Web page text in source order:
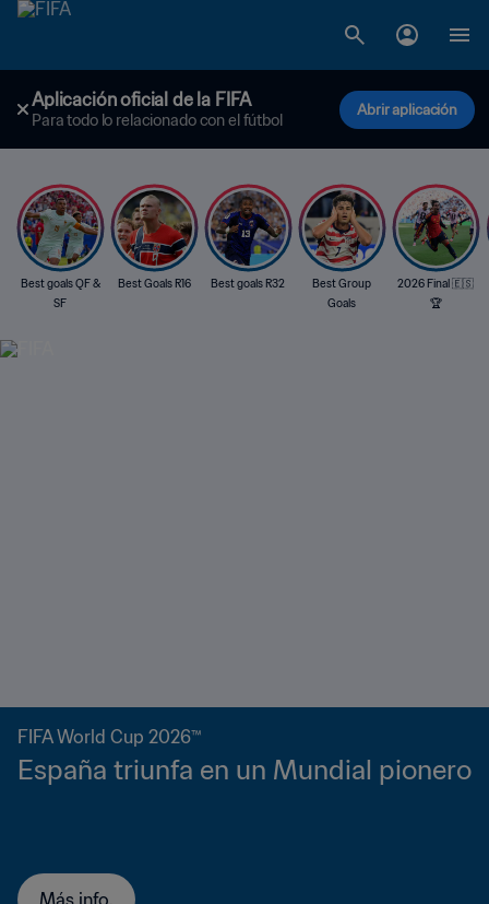
Aplicación oficial de la FIFA
Para todo lo relacionado con el fútbol
Abrir aplicación
Best goals QF &
SF
Best Goals R16 Best goals R32
Best Group
Goals
2026 Final 🇪🇸
🏆
FIFA World Cup 2026™
España triunfa en un Mundial pionero
Más info.